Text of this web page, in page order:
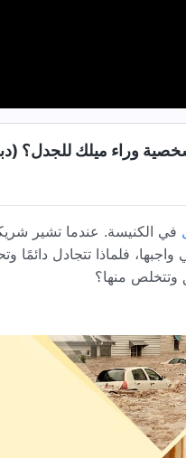
وراء ميلك للجدل؟
في الكنيسة. عندما تشير
فلماذا تتجادل دائمًا
وتتخلص منها؟